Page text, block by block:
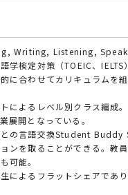
Writing, Listening,
学検定対策（TOEIC、
に合わせてカリキュラムを
によるレベル別クラス編成
展開となっている。
の言語交換Student Buddy
ンを取ることができる。
可能。
によるフラットシェアであ